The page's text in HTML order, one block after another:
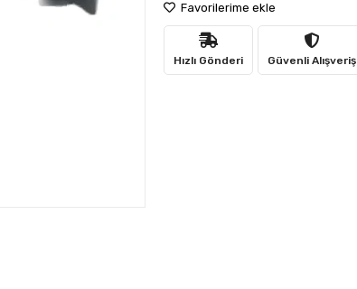
Favorilerime ekle
Hızlı Gönderi Güvenli Alışveriş